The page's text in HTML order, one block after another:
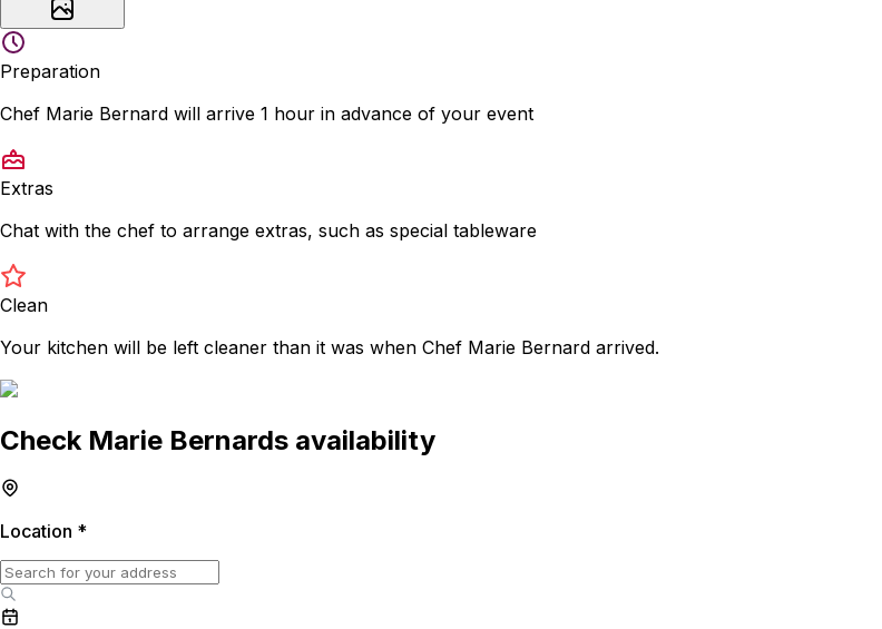
Preparation
Chef Marie Bernard will arrive 1 hour in advance of your event
Extras
Chat with the chef to arrange extras, such as special tableware
Clean
Your kitchen will be left cleaner than it was when Chef Marie Bernard arrived.
Check Marie Bernards availability
Location *